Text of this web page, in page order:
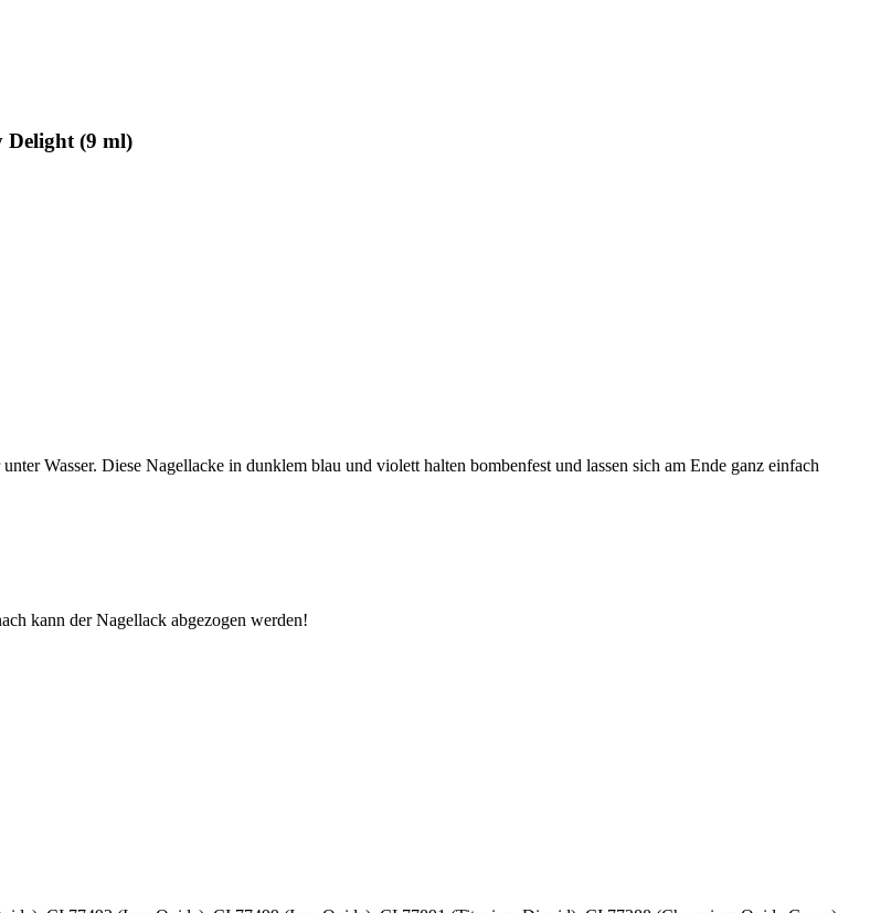
Delight (9 ml)
Wasser. Diese Nagellacke in dunklem blau und violett halten bombenfest und lassen sich am Ende ganz einfach
kann der Nagellack abgezogen werden!